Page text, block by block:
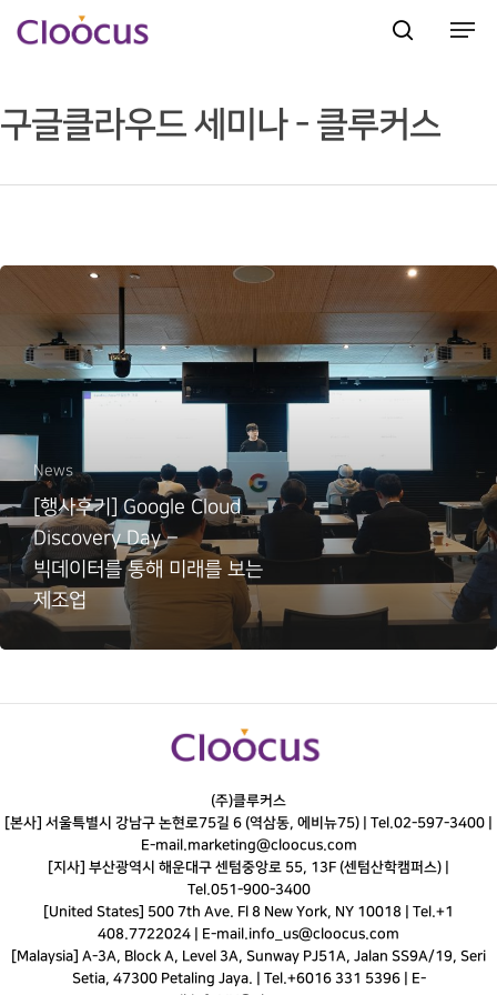
Hit enter to search or ESC to close
구글클라우드 세미나 - 클루커스
News
[행사후기] Google Cloud
Discovery Day –
빅데이터를 통해 미래를 보는
제조업
(주)클루커스
[본사] 서울특별시 강남구 논현로75길 6 (역삼동, 에비뉴75) | Tel.02-597-3400
E-mail.marketing@cloocus.com
[지사] 부산광역시 해운대구 센텀중앙로 55, 13F (센텀산학캠퍼스) |
Tel.051-900-3400
[United States] 500 7th Ave. Fl 8 New York, NY 10018 | Tel.+1
408.7722024 | E-mail.info_us@cloocus.com
[Malaysia] A-3A, Block A, Level 3A, Sunway PJ51A, Jalan SS9A/19, Seri
Setia, 47300 Petaling Jaya. | Tel.+6016 331 5396 | E-